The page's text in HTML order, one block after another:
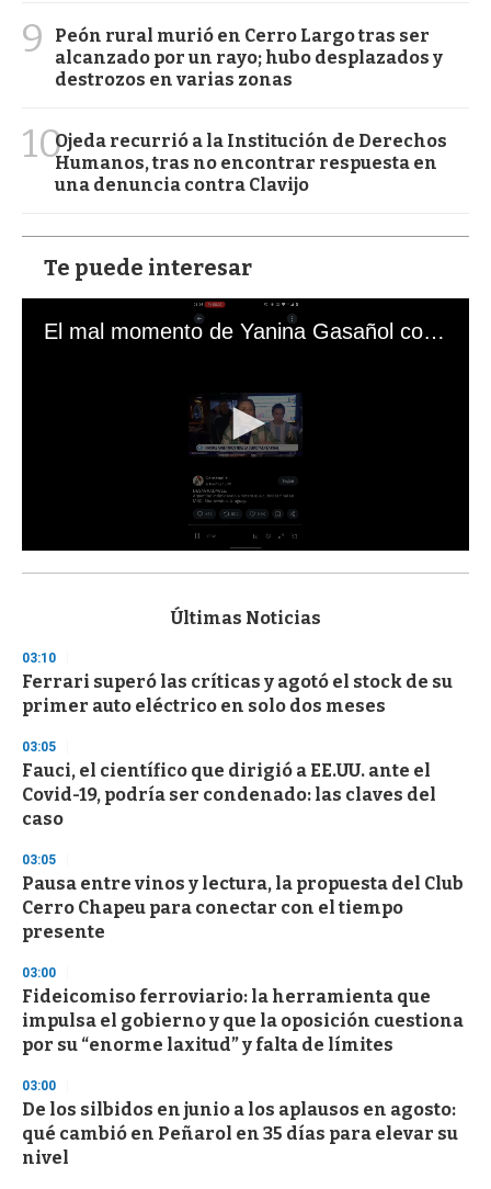
9
Peón rural murió en Cerro Largo tras ser
alcanzado por un rayo; hubo desplazados y
destrozos en varias zonas
10Ojeda recurrió a la Institución de Derechos
Humanos, tras no encontrar respuesta en
una denuncia contra Clavijo
Te puede interesar
El mal momento de Yanina Gasañol con un hincha argentino en "Subrayado"
s
d
s
o
f
3
s
e
c
o
d
s
Últimas Noticias
03:10
Ferrari superó las críticas y agotó el stock de su
primer auto eléctrico en solo dos meses
03:05
Fauci, el científico que dirigió a EE.UU. ante el
Covid-19, podría ser condenado: las claves del
caso
03:05
Pausa entre vinos y lectura, la propuesta del Club
Cerro Chapeu para conectar con el tiempo
presente
03:00
Fideicomiso ferroviario: la herramienta que
impulsa el gobierno y que la oposición cuestiona
por su “enorme laxitud” y falta de límites
03:00
De los silbidos en junio a los aplausos en agosto:
qué cambió en Peñarol en 35 días para elevar su
nivel